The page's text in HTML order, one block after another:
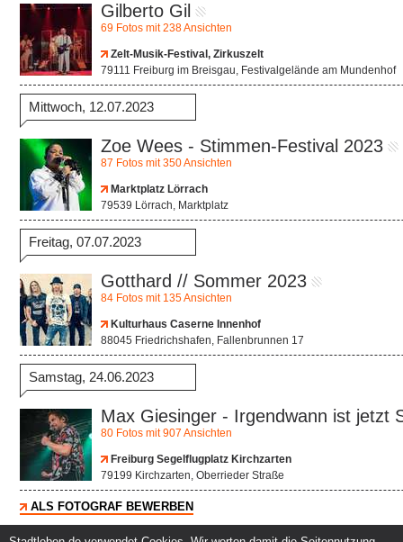
Gilberto Gil
69 Fotos mit 238 Ansichten
Zelt-Musik-Festival, Zirkuszelt
79111 Freiburg im Breisgau, Festivalgelände am Mundenhof
Mittwoch, 12.07.2023
Zoe Wees - Stimmen-Festival 2023
87 Fotos mit 350 Ansichten
Marktplatz Lörrach
79539 Lörrach, Marktplatz
Freitag, 07.07.2023
Gotthard // Sommer 2023
84 Fotos mit 135 Ansichten
Kulturhaus Caserne Innenhof
88045 Friedrichshafen, Fallenbrunnen 17
Samstag, 24.06.2023
Max Giesinger - Irgendwann ist jetzt
80 Fotos mit 907 Ansichten
Freiburg Segelflugplatz Kirchzarten
79199 Kirchzarten, Oberrieder Straße
ALS FOTOGRAF BEWERBEN